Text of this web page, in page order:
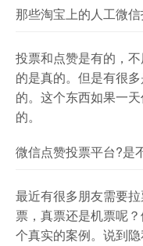
那些淘宝上的人工微
投票和点赞是有的，
的是真的。但是有很
的。这个东西如果一
的。
微信点赞投票平台?是
最近有很多朋友需要
票，真票还是机票呢
个真实的案例。说到